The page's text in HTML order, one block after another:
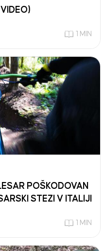
1 MIN
POŠKODOVAN
STEZI V ITALIJI
1 MIN